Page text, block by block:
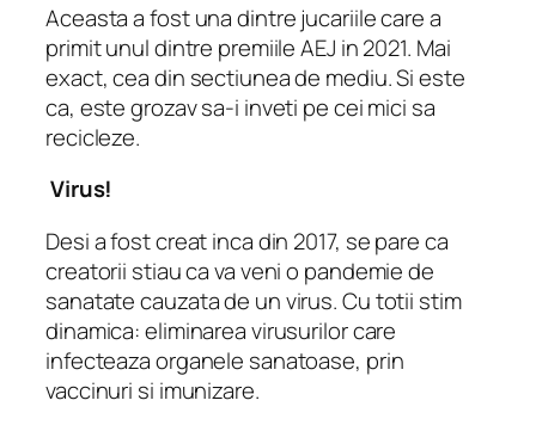
Aceasta a fost una dintre jucariile care a
primit unul dintre premiile AEJ in 2021. Mai
exact, cea din sectiunea de mediu. Si este
ca, este grozav sa-i inveti pe cei mici sa
recicleze.
Virus!
Desi a fost creat inca din 2017, se pare ca
creatorii stiau ca va veni o pandemie de
sanatate cauzata de un virus. Cu totii stim
dinamica: eliminarea virusurilor care
infecteaza organele sanatoase, prin
vaccinuri si imunizare.